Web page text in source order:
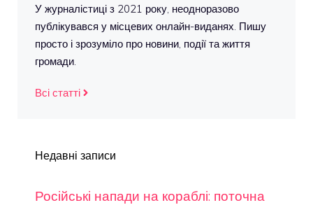
У журналістиці з 2021 року, неодноразово
публікувався у місцевих онлайн-виданях. Пишу
просто і зрозуміло про новини, події та життя
громади.
Всі статті
Недавні записи
Російські напади на кораблі: поточна